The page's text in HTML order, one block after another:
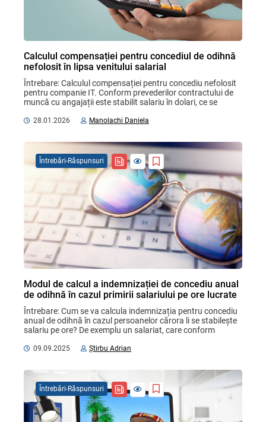
Calculul compensației pentru concediul de odihnă
nefolosit în lipsa venitului salarial
Întrebare: Calculul compensației pentru concediu nefolosit
pentru companie IT. Conform prevederilor contractului de
muncă cu angajații este stabilit salariu în dolari, ce se
28.01.2026 Manolachi Daniela
Modul de calcul a indemnizației de concediu anual
de odihnă în cazul primirii salariului pe ore lucrate
Întrebare: Cum se va calcula indemnizația pentru concediu
anual de odihnă în cazul persoanelor cărora li se stabilește
salariu pe ore? De exemplu un salariat, care conform
09.09.2025 Știrbu Adrian
Întrebări-Răspunsuri
Întrebări-Răspunsuri